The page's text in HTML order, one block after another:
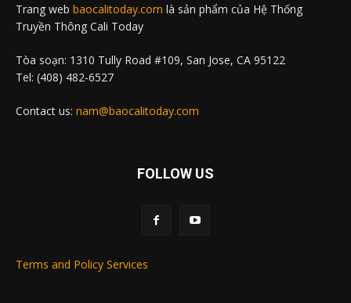
Trang web baocalitoday.com là sản phẩm của Hệ Thống
Truyền Thông Cali Today
Tòa soạn: 1310 Tully Road #109, San Jose, CA 95122
Tel: (408) 482-6527
Contact us: nam@baocalitoday.com
FOLLOW US
Terms and Policy Services